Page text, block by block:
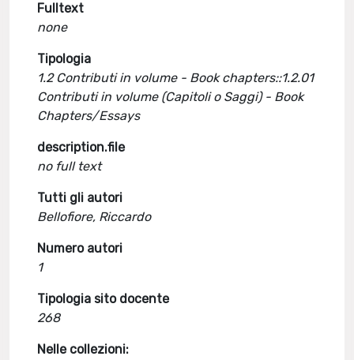
Fulltext
none
Tipologia
1.2 Contributi in volume - Book chapters::1.2.01
Contributi in volume (Capitoli o Saggi) - Book
Chapters/Essays
description.file
no full text
Tutti gli autori
Bellofiore, Riccardo
Numero autori
1
Tipologia sito docente
268
Nelle collezioni: